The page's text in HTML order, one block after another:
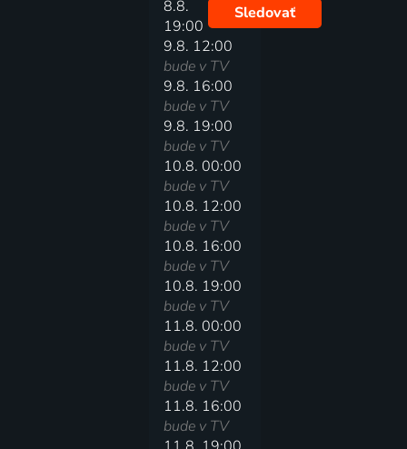
8.8.
19:00
Sledovať
9.8. 12:00
bude v TV
9.8. 16:00
bude v TV
9.8. 19:00
bude v TV
10.8. 00:00
bude v TV
10.8. 12:00
bude v TV
10.8. 16:00
bude v TV
10.8. 19:00
bude v TV
11.8. 00:00
bude v TV
11.8. 12:00
bude v TV
11.8. 16:00
bude v TV